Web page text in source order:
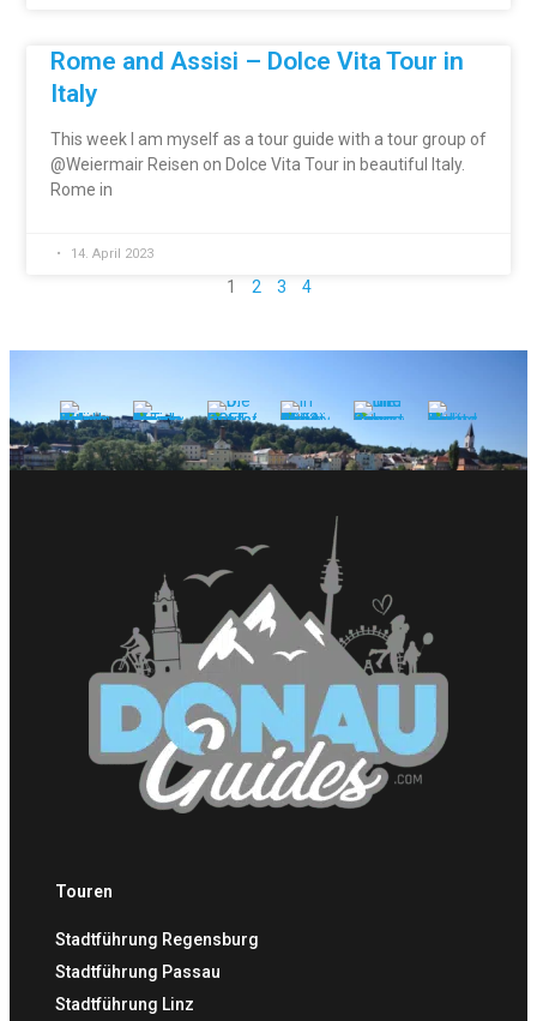
Rome and Assisi – Dolce Vita Tour in
Italy
This week I am myself as a tour guide with a tour group of
@Weiermair Reisen on Dolce Vita Tour in beautiful Italy.
Rome in
14. April 2023
1 2 3 4
Touren
Stadtführung Regensburg
Stadtführung Passau
Stadtführung Linz